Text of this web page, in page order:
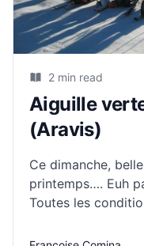
2 min read
Aiguille
(Aravis)
Ce dimanche,
printemps…. Euh
Toutes les
manquait toutefois un